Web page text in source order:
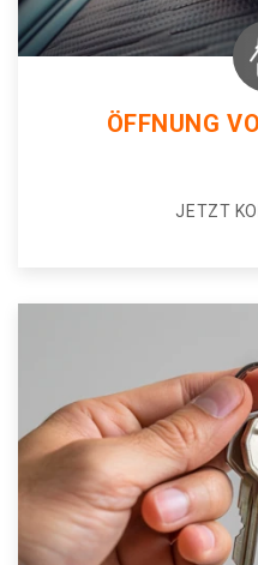
ÖFFNUNG
JETZT